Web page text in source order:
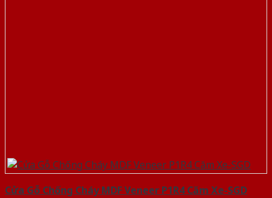
Cửa Gỗ Chống Cháy MDF Veneer P1R4 Căm Xe-SGD